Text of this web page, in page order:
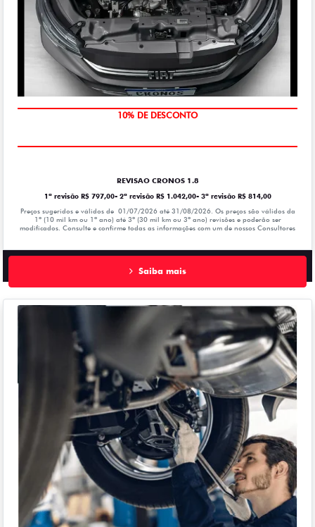
MÃO DE OBRA
REVISAO CRONOS 1.8
1ª revisão R$ 797,00- 2ª revisão R$ 1.042,00- 3ª revisão R$ 814,00
Preços sugeridos e válidos de 01/07/2026 até 31/08/2026. Os preços são válidos da
1º (10 mil km ou 1ª ano) até 3º (30 mil km ou 3º ano) revisões e poderão ser
modificados. Consulte e confirme todas as informações com um de nossos Consultores
Saiba mais